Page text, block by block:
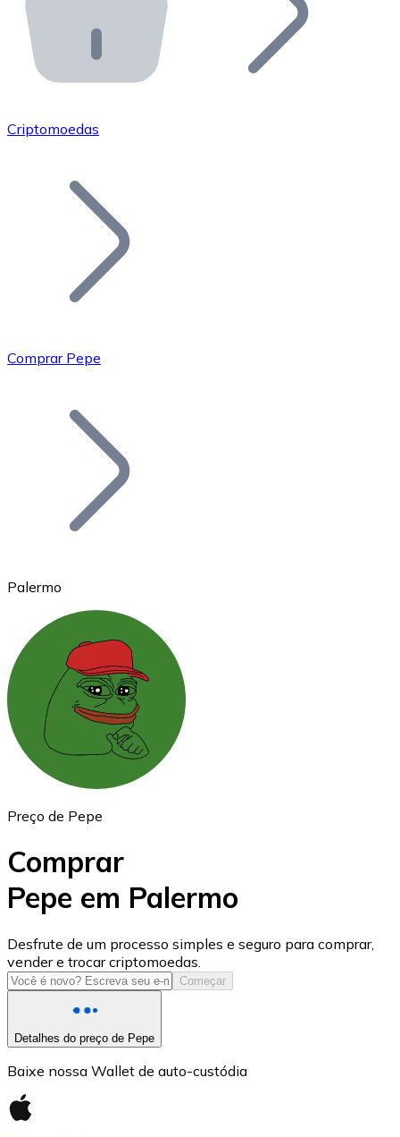
API Bitnovo
Integre nossa API no seu ecossistema.
Junte-se à nossa rede de revendedores e comercialize
Adicione o token do seu projeto ao nosso serviço de
Bitcoin
Ethereum
ETH
USD Coin
USDC
Criptomoedas
Comprar Pepe
Palermo
Preço de Pepe
Comprar
Pepe em Palermo
Desfrute de um processo simples e seguro para comprar,
vender e trocar criptomoedas.
Começar
Detalhes do preço de Pepe
Baixe nossa Wallet de auto-custódia